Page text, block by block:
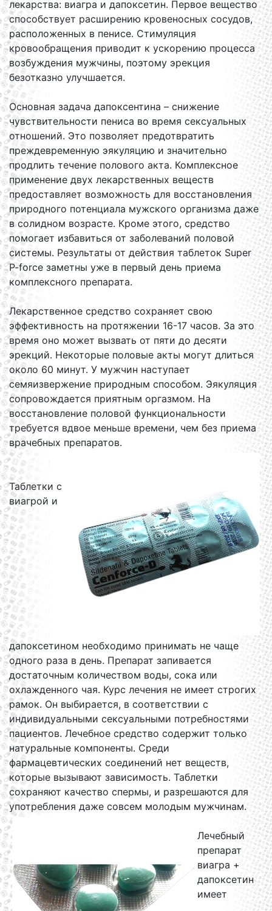
лекарства: виагра и дапоксетин. Первое вещество
способствует расширению кровеносных сосудов,
расположенных в пенисе. Стимуляция
кровообращения приводит к ускорению процесса
возбуждения мужчины, поэтому эрекция
безотказно улучшается.
Основная задача дапоксентина – снижение
чувствительности пениса во время сексуальных
отношений. Это позволяет предотвратить
преждевременную эякуляцию и значительно
продлить течение полового акта. Комплексное
применение двух лекарственных веществ
предоставляет возможность для восстановления
природного потенциала мужского организма даже
в солидном возрасте. Кроме этого, средство
помогает избавиться от заболеваний половой
системы. Результаты от действия таблеток Super
P-force заметны уже в первый день приема
комплексного препарата.
Лекарственное средство сохраняет свою
эффективность на протяжении 16-17 часов. За это
время оно может вызвать от пяти до десяти
эрекций. Некоторые половые акты могут длиться
около 60 минут. У мужчин наступает
семяизвержение природным способом. Эякуляция
сопровождается приятным оргазмом. На
восстановление половой функциональности
требуется вдвое меньше времени, чем без приема
врачебных препаратов.
Таблетки с
виагрой и
дапоксетином необходимо принимать не чаще
одного раза в день. Препарат запивается
достаточным количеством воды, сока или
охлажденного чая. Курс лечения не имеет строгих
рамок. Он выбирается, в соответствии с
индивидуальными сексуальными потребностями
пациентов. Лечебное средство содержит только
натуральные компоненты. Среди
фармацевтических соединений нет веществ,
которые вызывают зависимость. Таблетки
сохраняют качество спермы, и разрешаются для
употребления даже совсем молодым мужчинам.
Лечебный
препарат
виагра +
дапоксетин
имеет